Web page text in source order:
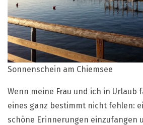
Sonnenschein am Chiemsee
Wenn meine Frau und ich in
eines ganz bestimmt nicht fehlen:
schöne Erinnerungen einzufangen